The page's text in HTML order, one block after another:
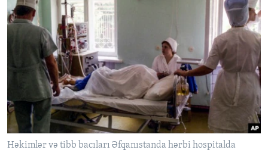
Həkimlər və tibb bacıları Əfqanıstanda hərbi hospitalda